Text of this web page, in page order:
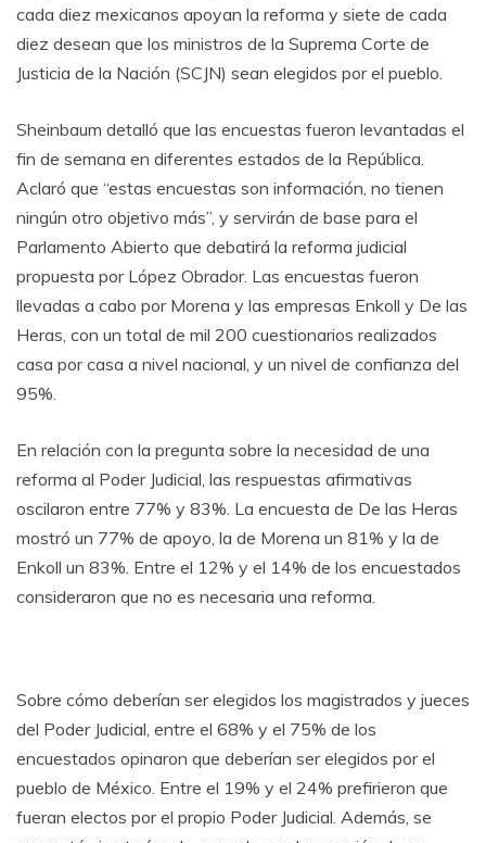
cada diez mexicanos apoyan la reforma y siete de cada
diez desean que los ministros de la Suprema Corte de
Justicia de la Nación (SCJN) sean elegidos por el pueblo.
Sheinbaum detalló que las encuestas fueron levantadas el
fin de semana en diferentes estados de la República.
Aclaró que “estas encuestas son información, no tienen
ningún otro objetivo más”, y servirán de base para el
Parlamento Abierto que debatirá la reforma judicial
propuesta por López Obrador. Las encuestas fueron
llevadas a cabo por Morena y las empresas Enkoll y De las
Heras, con un total de mil 200 cuestionarios realizados
casa por casa a nivel nacional, y un nivel de confianza del
95%.
En relación con la pregunta sobre la necesidad de una
reforma al Poder Judicial, las respuestas afirmativas
oscilaron entre 77% y 83%. La encuesta de De las Heras
mostró un 77% de apoyo, la de Morena un 81% y la de
Enkoll un 83%. Entre el 12% y el 14% de los encuestados
consideraron que no es necesaria una reforma.
Sobre cómo deberían ser elegidos los magistrados y jueces
del Poder Judicial, entre el 68% y el 75% de los
encuestados opinaron que deberían ser elegidos por el
pueblo de México. Entre el 19% y el 24% prefirieron que
fueran electos por el propio Poder Judicial. Además, se